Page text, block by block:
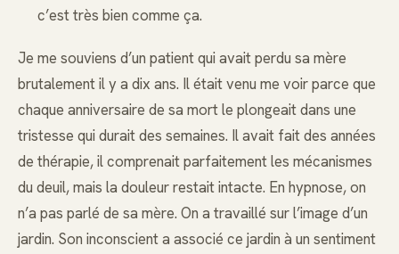
c’est très bien comme ça.
Je me souviens d’un patient qui avait perdu sa mère
brutalement il y a dix ans. Il était venu me voir parce que
chaque anniversaire de sa mort le plongeait dans une
tristesse qui durait des semaines. Il avait fait des années
de thérapie, il comprenait parfaitement les mécanismes
du deuil, mais la douleur restait intacte. En hypnose, on
n’a pas parlé de sa mère. On a travaillé sur l’image d’un
jardin. Son inconscient a associé ce jardin à un sentiment